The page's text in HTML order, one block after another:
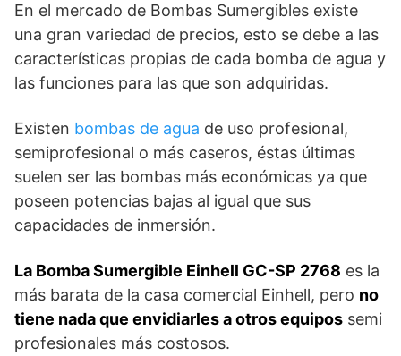
En el mercado de Bombas Sumergibles existe
una gran variedad de precios, esto se debe a las
características propias de cada bomba de agua y
las funciones para las que son adquiridas.
Existen bombas de agua de uso profesional,
semiprofesional o más caseros, éstas últimas
suelen ser las bombas más económicas ya que
poseen potencias bajas al igual que sus
capacidades de inmersión.
La Bomba Sumergible Einhell GC-SP 2768 es la
más barata de la casa comercial Einhell, pero no
tiene nada que envidiarles a otros equipos semi
profesionales más costosos.